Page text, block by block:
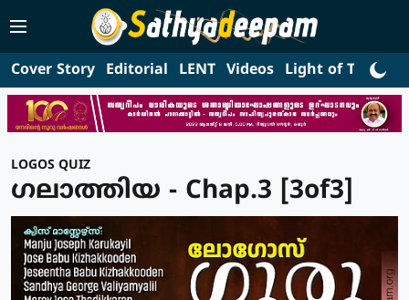
Cover Story Editorial LENT Videos Light of Truth
LOGOS QUIZ
ഗലാത്തിയ - Chap.3 [3of3]